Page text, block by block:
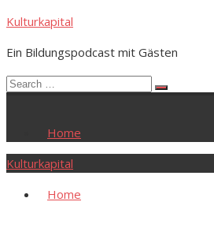
Skip
content
Kulturkapital
Ein Bildungspodcast mit Gästen
Search
Search
Home
Kulturkapital
Home